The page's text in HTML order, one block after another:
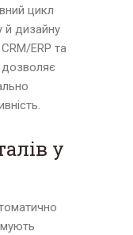
цикл
й дизайну
ERP та
дозволяє
у